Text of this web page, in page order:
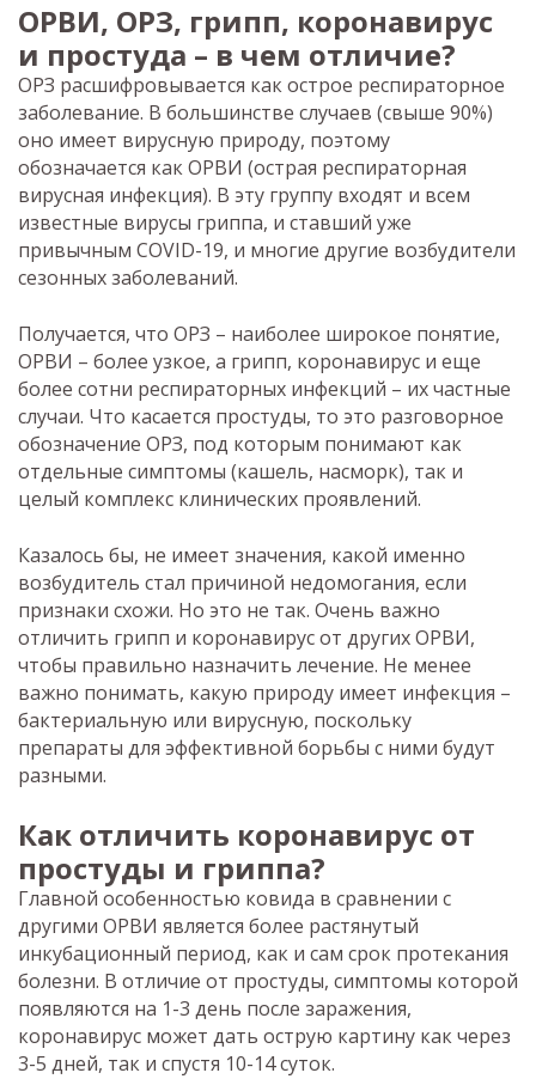
ОРВИ, ОРЗ, грипп, коронавирус
и простуда – в чем отличие?
ОРЗ расшифровывается как острое респираторное
заболевание. В большинстве случаев (свыше 90%)
оно имеет вирусную природу, поэтому
обозначается как ОРВИ (острая респираторная
вирусная инфекция). В эту группу входят и всем
известные вирусы гриппа, и ставший уже
привычным COVID-19, и многие другие возбудители
сезонных заболеваний.
Получается, что ОРЗ – наиболее широкое понятие,
ОРВИ – более узкое, а грипп, коронавирус и еще
более сотни респираторных инфекций – их частные
случаи. Что касается простуды, то это разговорное
обозначение ОРЗ, под которым понимают как
отдельные симптомы (кашель, насморк), так и
целый комплекс клинических проявлений.
Казалось бы, не имеет значения, какой именно
возбудитель стал причиной недомогания, если
признаки схожи. Но это не так. Очень важно
отличить грипп и коронавирус от других ОРВИ,
чтобы правильно назначить лечение. Не менее
важно понимать, какую природу имеет инфекция –
бактериальную или вирусную, поскольку
препараты для эффективной борьбы с ними будут
разными.
Как отличить коронавирус от
простуды и гриппа?
Главной особенностью ковида в сравнении с
другими ОРВИ является более растянутый
инкубационный период, как и сам срок протекания
болезни. В отличие от простуды, симптомы которой
появляются на 1-3 день после заражения,
коронавирус может дать острую картину как через
3-5 дней, так и спустя 10-14 суток.